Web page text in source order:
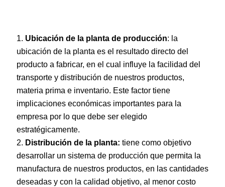
Ubicación de la planta de producción: la
ubicación de la planta es el resultado directo del
producto a fabricar, en el cual influye la facilidad del
transporte y distribución de nuestros productos,
materia prima e inventario. Este factor tiene
implicaciones económicas importantes para la
empresa por lo que debe ser elegido
estratégicamente.
Distribución de la planta: tiene como objetivo
desarrollar un sistema de producción que permita la
manufactura de nuestros productos, en las cantidades
deseadas y con la calidad objetivo, al menor costo